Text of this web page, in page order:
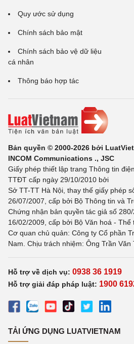
Quy ước sử dụng
Chính sách bảo mật
Chính sách bảo vệ dữ liệu
cá nhân
Thông báo hợp tác
Bản quyền © 2000-2026 bởi
INCOM Communications ., JSC
Giấy phép thiết lập trang Thông tin
TTĐT cấp ngày 29/10/2010 bởi
Sở TT-TT Hà Nội, thay thế giấy phép
26/07/2007, cấp bởi Bộ Thông tin và
Chứng nhận bản quyền tác giả số
16/02/2009, cấp bởi Bộ Văn hoá - Thể
Cơ quan chủ quản: Công ty Cổ phần
Nam. Chịu trách nhiệm: Ông Trần Văn
Hỗ trợ về dịch vụ: 0938 36 1919
Hỗ trợ giải đáp pháp luật: 1900
TẢI ỨNG DỤNG LUATVIETNAM